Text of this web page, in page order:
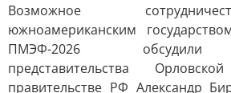
Возможное
южноамериканским
ПМЭФ-2026 обсудили
представительства
правительстве РФ Александр